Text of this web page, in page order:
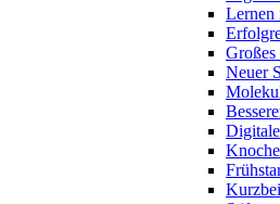
Lernen
Neuer